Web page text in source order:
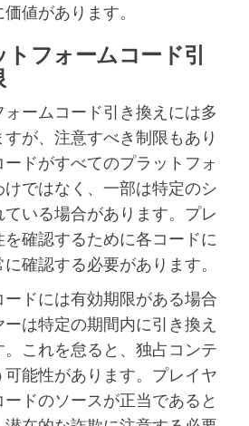
値があります。
フォームコード引
ームコード引き換えには多
が、注意すべき制限もあり
ドがすべてのプラットフォ
ではなく、一部は特定のシ
いる場合があります。プレ
確認するために各コードに
確認する必要があります。
ドには有効期限がある場合
は特定の期間内に引き換え
これを怠ると、独占コンテ
能性があります。プレイヤ
ドのソースが正当であると